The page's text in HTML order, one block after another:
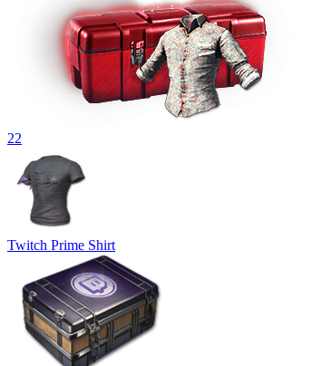
22
Twitch Prime Shirt